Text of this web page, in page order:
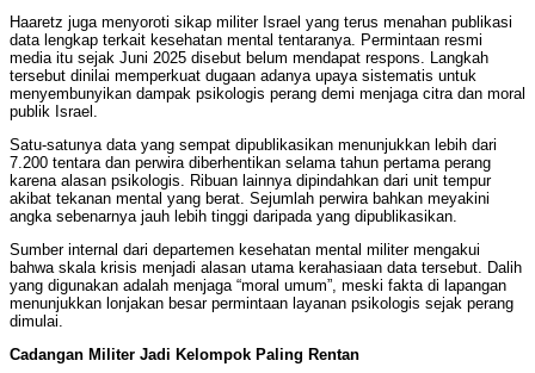
Haaretz juga menyoroti sikap militer Israel yang terus menahan publikasi
data lengkap terkait kesehatan mental tentaranya. Permintaan resmi
media itu sejak Juni 2025 disebut belum mendapat respons. Langkah
tersebut dinilai memperkuat dugaan adanya upaya sistematis untuk
menyembunyikan dampak psikologis perang demi menjaga citra dan moral
publik Israel.
Satu-satunya data yang sempat dipublikasikan menunjukkan lebih dari
7.200 tentara dan perwira diberhentikan selama tahun pertama perang
karena alasan psikologis. Ribuan lainnya dipindahkan dari unit tempur
akibat tekanan mental yang berat. Sejumlah perwira bahkan meyakini
angka sebenarnya jauh lebih tinggi daripada yang dipublikasikan.
Sumber internal dari departemen kesehatan mental militer mengakui
bahwa skala krisis menjadi alasan utama kerahasiaan data tersebut. Dalih
yang digunakan adalah menjaga “moral umum”, meski fakta di lapangan
menunjukkan lonjakan besar permintaan layanan psikologis sejak perang
dimulai.
Cadangan Militer Jadi Kelompok Paling Rentan